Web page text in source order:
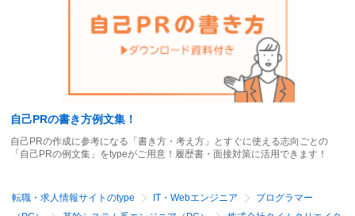
自己PRの書き方例文集！
自己PRの作成に参考になる「書き方・考え方」とすぐに使える志向ごとの
「自己PRの例文集」をtypeがご用意！履歴書・面接対策に活用できます！
転職・求人情報サイトのtype IT・Webエンジニア
プログラマー